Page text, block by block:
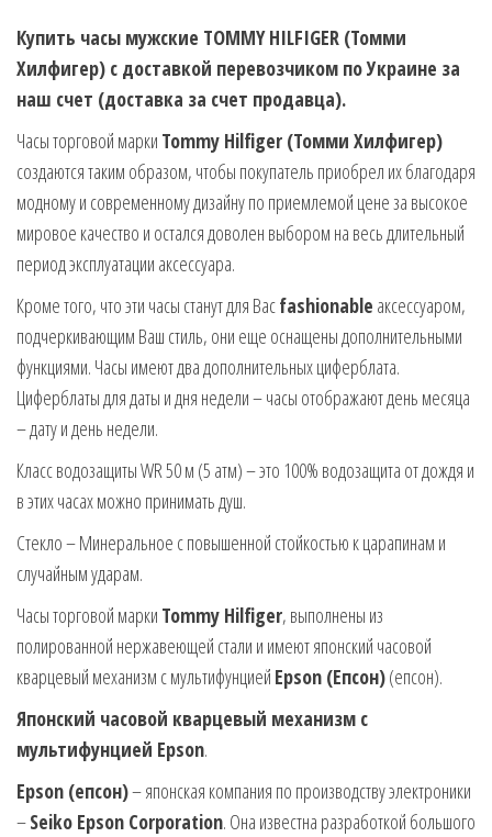
Купить часы мужские TOMMY HILFIGER (Томми
Хилфигер) с доставкой перевозчиком по Украине за
наш счет (доставка за счет продавца).
Часы торговой марки Tommy Hilfiger (Томми Хилфигер)
создаются таким образом, чтобы покупатель приобрел их благодаря
модному и современному дизайну по приемлемой цене за высокое
мировое качество и остался доволен выбором на весь длительный
период эксплуатации аксессуара.
Кроме того, что эти часы станут для Васfashionable аксессуаром,
подчеркивающим Ваш стиль, они еще оснащены дополнительными
функциями. Часы имеют два дополнительных циферблата.
Циферблаты для даты и дня недели – часы отображают день месяца
– дату и день недели.
Класс водозащиты WR 50 м (5 атм) – это 100% водозащита от дождя и
в этих часах можно принимать душ.
Стекло – Минеральное с повышенной стойкостью к царапинам и
случайным ударам.
Часы торговой марки Tommy Hilfiger, выполнены из
полированной нержавеющей стали и имеют японский часовой
кварцевый механизм с мультифунцией Epson (Епсон)(епсон).
Японский часовой кварцевый механизм с
мультифунцией Epson.
Epson (епсон)– японская компания по производству электроники
–Seiko Epson Corporation. Она известна разработкой большого